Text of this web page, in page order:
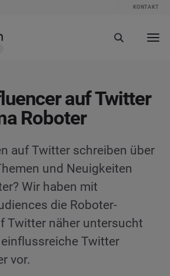
KONTAKT
auf Twitter
Roboter
auf Twitter schreiben über
und Neuigkeiten
Wir haben mit
die Roboter-
Twitter näher untersucht
Twitter
vor.